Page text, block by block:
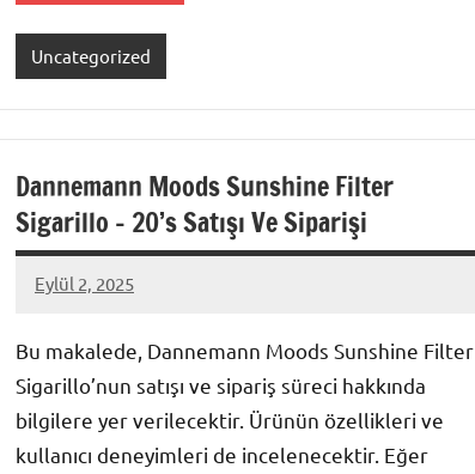
Uncategorized
Dannemann Moods Sunshine Filter
Sigarillo – 20’s Satışı Ve Siparişi
Eylül 2, 2025
admin
Bu makalede, Dannemann Moods Sunshine Filter
Sigarillo’nun satışı ve sipariş süreci hakkında
bilgilere yer verilecektir. Ürünün özellikleri ve
kullanıcı deneyimleri de incelenecektir. Eğer